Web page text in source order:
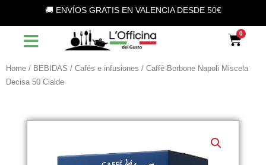
contenuto
🚚 ENVÍOS GRATIS EN VALENCIA DESDE 50€
Home / BEBIDAS / Cafés e infusiones / Caffè Borbone Napoli Miscela
Decisa 50 Cialde